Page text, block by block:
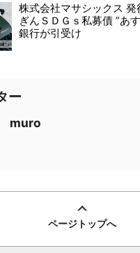
株式会社マサシックス
ぎんＳＤＧｓ私募債 ”あ
銀行が引受け
ー
muro
ページトップへ